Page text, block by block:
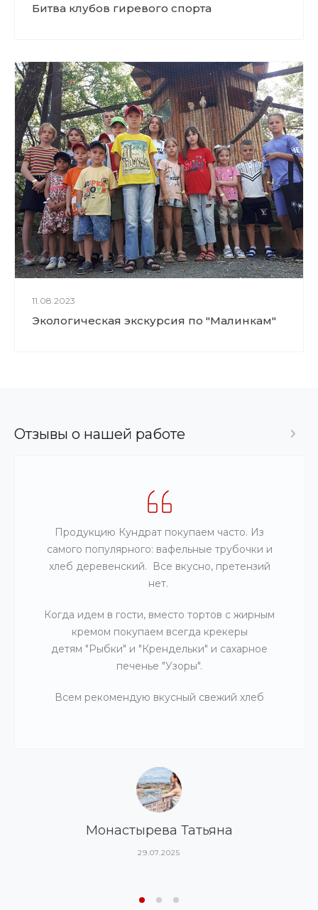
Битва клубов гиревого спорта
11.08.2023
Экологическая экскурсия по "Малинкам"
Отзывы о нашей работе
Продукцию Кундрат покупаем часто. Из
самого популярного: вафельные трубочки и
хлеб деревенский. Все вкусно, претензий
нет.
Когда идем в гости, вместо тортов с жирным
кремом покупаем всегда крекеры
детям "Рыбки" и "Крендельки" и сахарное
печенье "Узоры".
Всем рекомендую вкусный свежий хлеб
Монастырева Татьяна
29.07.2025